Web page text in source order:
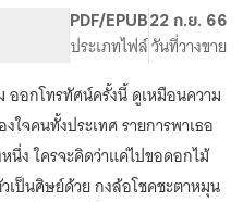
PDF/EPUB
ประเภทไฟล์
22 ก.ย. 66
วันที่วางขาย
อกโทรทัศน์ครั้งนี้ ดูเหมือนความ
ใจคนทั้งประเทศ รายการพาเธอ
นึ่ง ใครจะคิดว่าแค่ไปขอดอกไม้
ป็นศิษย์ด้วย กงล้อโชคชะตาหมุน